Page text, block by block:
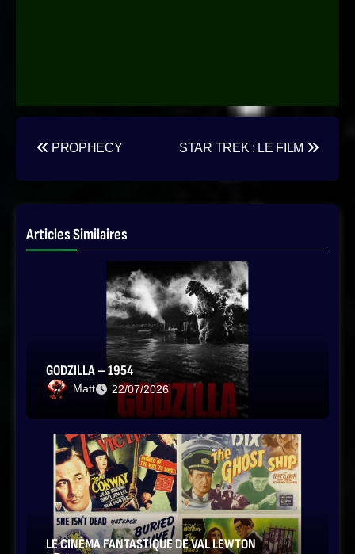
PROPHECY STAR TREK : LE FILM
Articles Similaires
GODZILLA – 1954
Matt 22/07/2026
LE CINÉMA FANTASTIQUE DE VAL LEWTON